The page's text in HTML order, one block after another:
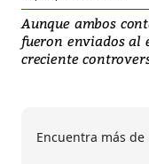
Aunque ambos
fueron enviados al
creciente
Encuentra más